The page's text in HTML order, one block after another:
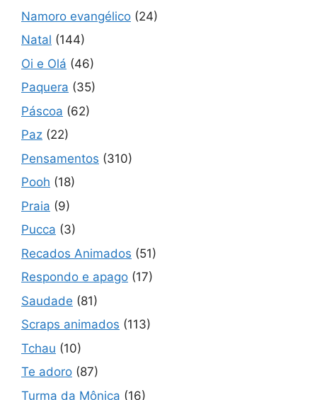
Namoro evangélico (24)
Natal (144)
Oi e Olá (46)
Paquera (35)
Páscoa (62)
Paz (22)
Pensamentos (310)
Pooh (18)
Praia (9)
Pucca (3)
Recados Animados (51)
Respondo e apago (17)
Saudade (81)
Scraps animados (113)
Tchau (10)
Te adoro (87)
Turma da Mônica (16)